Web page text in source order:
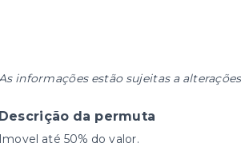
informações estão sujeitas a
Descrição da permuta
Imovel até 50% do valor.